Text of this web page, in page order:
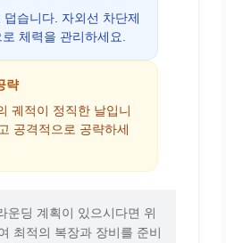
습니다. 자외선 차단제
체력을 관리하세요.
략
궤적이 정직한 날입니
공격적으로 공략하세
운딩 계획이 있으시다면 위
최적의 복장과 장비를 준비